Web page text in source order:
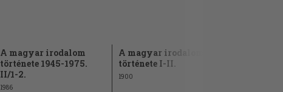
A magyar irodalom
története 1945-1975.
II/1-2.
1986
A magyar irodalom
története I-II.
1900